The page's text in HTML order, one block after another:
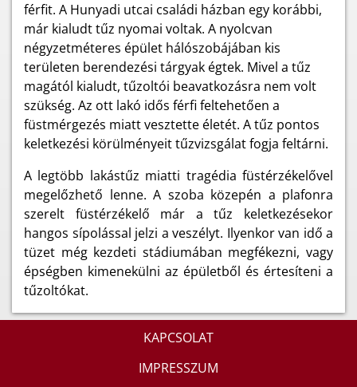
férfit. A Hunyadi utcai családi házban egy korábbi,
már kialudt tűz nyomai voltak. A nyolcvan
négyzetméteres épület hálószobájában kis
területen berendezési tárgyak égtek. Mivel a tűz
magától kialudt, tűzoltói beavatkozásra nem volt
szükség. Az ott lakó idős férfi feltehetően a
füstmérgezés miatt vesztette életét. A tűz pontos
keletkezési körülményeit tűzvizsgálat fogja feltárni.
A legtöbb lakástűz miatti tragédia füstérzékelővel
megelőzhető lenne. A szoba közepén a plafonra
szerelt füstérzékelő már a tűz keletkezésekor
hangos sípolással jelzi a veszélyt. Ilyenkor van idő a
tüzet még kezdeti stádiumában megfékezni, vagy
épségben kimenekülni az épületből és értesíteni a
tűzoltókat.
KAPCSOLAT
IMPRESSZUM